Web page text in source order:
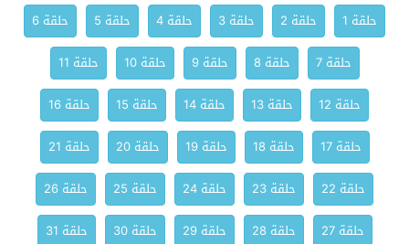
حلقة 1 حلقة 2 حلقة 3 حلقة 4 حلقة 5
حلقة 6
حلقة 7
حلقة 8 حلقة 9 حلقة 10
حلقة 11
حلقة 12
حلقة 13 حلقة 14 حلقة 15
حلقة 16
حلقة 17
حلقة 18 حلقة 19 حلقة 20
حلقة 21
حلقة 22
حلقة 23 حلقة 24 حلقة 25
حلقة 26
حلقة 27
حلقة 28 حلقة 29 حلقة 30
حلقة 31